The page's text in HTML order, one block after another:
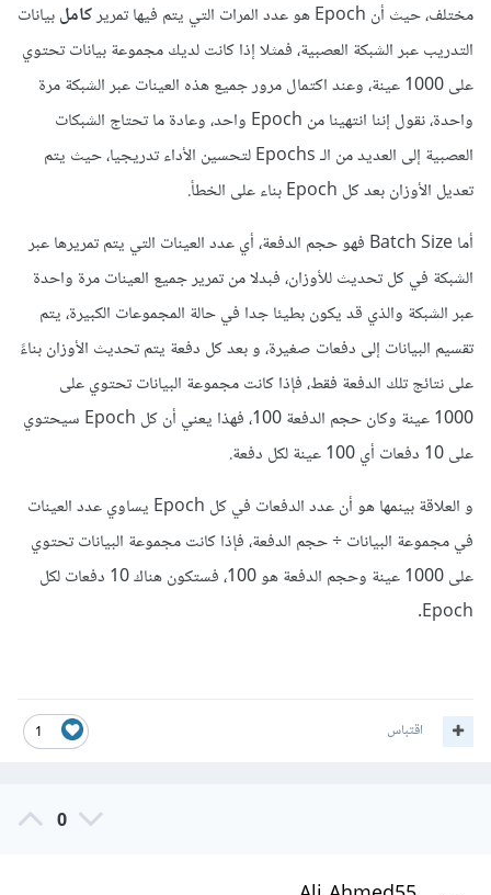
مختلف، حيث أن Epoch هو عدد المرات التي يتم فيها تمرير كاملبيانات
التدريب عبر الشبكة العصبية، فمثلا إذا كانت لديك مجموعة بيانات تحتوي
على 1000 عينة، وعند اكتمال مرور جميع هذه العينات عبر الشبكة مرة
واحدة، نقول إننا انتهينا من Epoch واحد، وعادة ما تحتاج الشبكات
العصبية إلى العديد من الـ Epochs لتحسين الأداء تدريجيا، حيث يتم
تعديل الأوزان بعد كل Epoch بناء على الخطأ.
أما Batch Size فهو حجم الدفعة، أي عدد العينات التي يتم تمريرها عبر
الشبكة في كل تحديث للأوزان، فبدلا من تمرير جميع العينات مرة واحدة
عبر الشبكة والذي قد يكون بطيئا جدا في حالة المجموعات الكبيرة، يتم
تقسيم البيانات إلى دفعات صغيرة، و بعد كل دفعة يتم تحديث الأوزان بناءً
على نتائج تلك الدفعة فقط، فإذا كانت مجموعة البيانات تحتوي على
1000 عينة وكان حجم الدفعة 100، فهذا يعني أن كل Epoch سيحتوي
على 10 دفعات أي 100 عينة لكل دفعة.
و العلاقة بينمها هو أن عدد الدفعات في كل Epoch يساوي عدد العينات
في مجموعة البيانات ÷ حجم الدفعة، فإذا كانت مجموعة البيانات تحتوي
على 1000 عينة وحجم الدفعة هو 100، فستكون هناك 10 دفعات لكل
Epoch.
1 اقتباس
0